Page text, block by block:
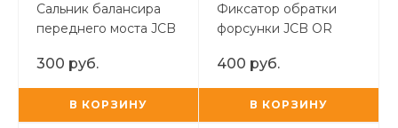
Сальник балансира
переднего моста JCB
300 руб.
В КОРЗИНУ
Фиксатор обратки
форсунки JCB OR
400 руб.
В КОРЗИНУ